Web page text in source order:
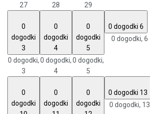
27
28
29
0
dogodki
3
0 dogodki,
3
0
dogodki
4
0 dogodki,
4
0
dogodki
5
0 dogodki,
5
0 dogodki 6
0 dogodki, 6
0
dogodki
0
dogodki
0
dogodki
0 dogodki 13
0 dogodki, 13